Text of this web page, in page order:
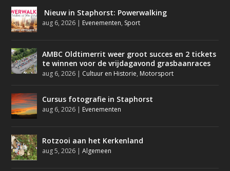
Nieuw in Staphorst: Powerwalking
aug 6, 2026 | Evenementen, Sport
AMBC Oldtimerrit weer groot succes en 2 tickets
te winnen voor de vrijdagavond grasbaanraces
aug 6, 2026 | Cultuur en Historie, Motorsport
Cursus fotografie in Staphorst
aug 6, 2026 | Evenementen
Rotzooi aan het Kerkenland
aug 5, 2026 |Algemeen